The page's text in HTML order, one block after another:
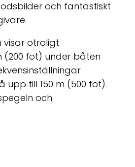
och fantastiskt
visar otroligt
(200 fot) under båten
upp till 150 m (500 fot).
och